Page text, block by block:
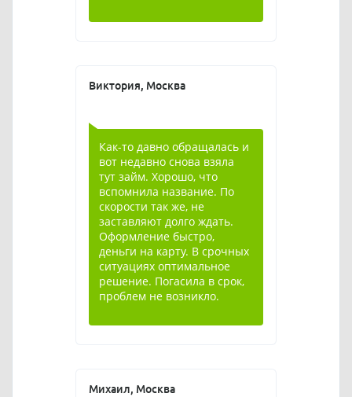
Виктория, Москва
Как-то давно обращалась и
вот недавно снова взяла
тут займ. Хорошо, что
вспомнила название. По
скорости так же, не
заставляют долго ждать.
Оформление быстро,
деньги на карту. В срочных
ситуациях оптимальное
решение. Погасила в срок,
проблем не возникло.
Михаил, Москва